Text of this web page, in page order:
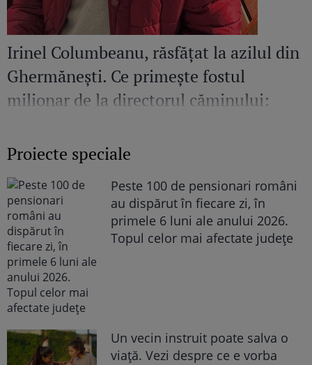
Irinel Columbeanu, răsfățat la azilul din
Ghermănești. Ce primește fostul
milionar de la directorul căminului:
Proiecte speciale
Peste 100 de pensionari români
au dispărut în fiecare zi, în
primele 6 luni ale anului 2026.
Topul celor mai afectate județe
Un vecin instruit poate salva o
viață. Vezi despre ce e vorba